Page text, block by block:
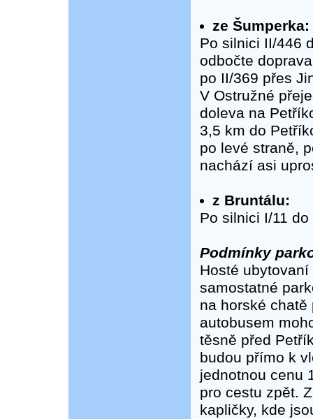
ze Šumperka:
Po silnici II/446
odbočte
po II/369 přes
V Ostružné
doleva na
3,5 km do
po levé straně,
nachází asi
z Bruntálu:
Po silnici I/11
Podmínky
Hosté
samostatné
na horské
autobusem
těsně před
budou přímo k
jednotnou cenu
pro cestu zpět.
kapličky, kde